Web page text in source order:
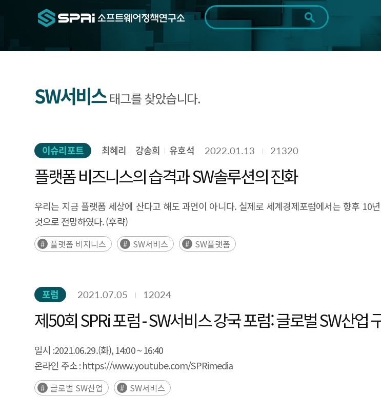
기간 전체 1일 1주 1개월 3개월 1년
SW서비스태그를 찾았습니다.
이슈리포트 최혜리 강송희 유호석 2022.01.13 21320
플랫폼 비즈니스의 습격과 SW솔루션의 진화
우리는 지금 플랫폼 세상에 산다고 해도 과언이 아니다. 실제로 세계경제포럼에서는 향후
것으로 전망하였다. (후략)
플랫폼 비지니스 SW서비스 SW플랫폼
포럼 2021.07.05 12024
제50회 SPRi 포럼 - SW서비스 강국 포럼: 글로벌 SW산업
일시 :2021.06.29.(화), 14:00 ~ 16:40
온라인 주소 :https://www.youtube.com/SPRimedia
글로벌 SW산업 SW서비스